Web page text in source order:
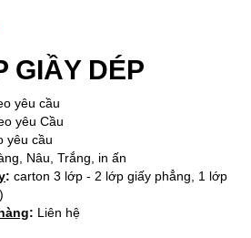
GIẦY DÉP
yêu cầu
yêu Cầu
yêu cầu
Nâu, Trắng, in ấn
: carton 3 lớp - 2 lớp giấy phẳng, 1 lớp
: Liên hệ